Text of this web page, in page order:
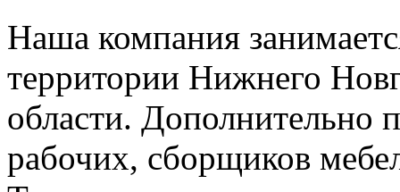
Наша компания
территории Нижнего
области. Дополнительно
рабочих, сборщиков